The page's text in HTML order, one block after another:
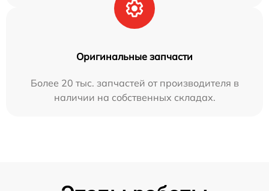
Оригинальные запчасти
Более 20 тыс. запчастей от производителя в
наличии на собственных складах.